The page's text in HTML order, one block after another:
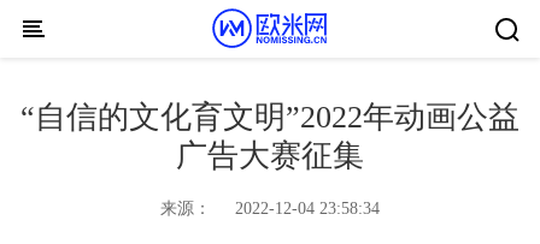
Skip to content
“自信的文化育文明”2022年动画公益
广告大赛征集
来源： 2022-12-04 23:58:34